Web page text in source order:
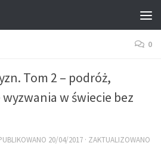
0
Tom 2 – podróż,
w świecie bez
20/04/2017 · ZAKTUALIZOWANO